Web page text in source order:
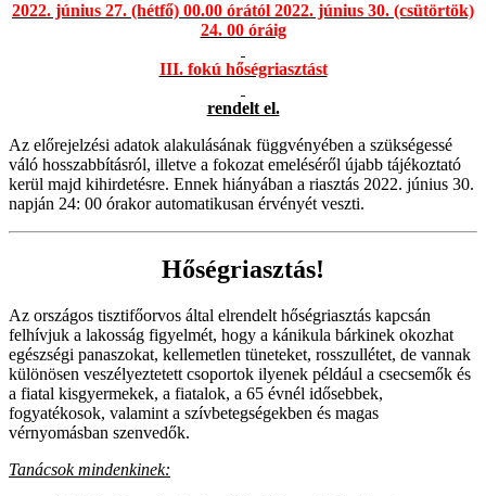
2022. június 27. (hétfő) 00.00 órától 2022. június 30. (csütörtök)
24. 00 óráig
III. fokú hőségriasztást
rendelt el.
Az előrejelzési adatok alakulásának függvényében a szükségessé
váló hosszabbításról, illetve a fokozat emeléséről újabb tájékoztató
kerül majd kihirdetésre. Ennek hiányában a riasztás 2022. június 30.
napján 24: 00 órakor automatikusan érvényét veszti.
Hőségriasztás!
Az országos tisztifőorvos által elrendelt hőségriasztás kapcsán
felhívjuk a lakosság figyelmét, hogy a kánikula bárkinek okozhat
egészségi panaszokat, kellemetlen tüneteket, rosszullétet, de vannak
különösen veszélyeztetett csoportok ilyenek például a csecsemők és
a fiatal kisgyermekek, a fiatalok, a 65 évnél idősebbek,
fogyatékosok, valamint a szívbetegségekben és magas
vérnyomásban szenvedők.
Tanácsok mindenkinek: